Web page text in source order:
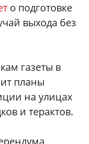
о подготовке
выхода без
газеты в
планы
на улицах
и терактов.